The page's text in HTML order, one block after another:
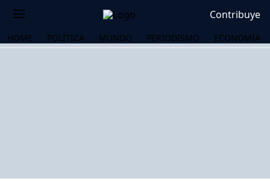
Contribuye
HOME POLÍTICA MUNDO PERIODISMO ECONOMÍA